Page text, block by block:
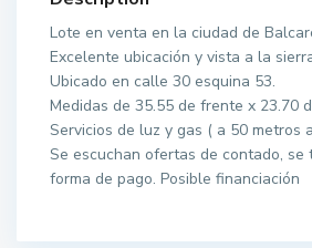
Lote en venta en la ciudad de
Excelente ubicación y vista a la
Ubicado en calle 30 esquina 53.
Medidas de 35.55 de frente x 23.70
Servicios de luz y gas ( a 50 metros
Se escuchan ofertas de contado, se
forma de pago. Posible financiación